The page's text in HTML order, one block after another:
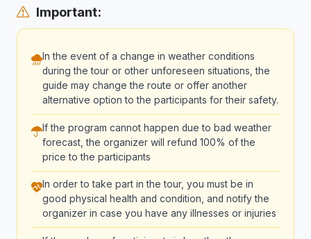
Important:
In the event of a change in weather conditions
during the tour or other unforeseen situations, the
guide may change the route or offer another
alternative option to the participants for their safety.
If the program cannot happen due to bad weather
forecast, the organizer will refund 100% of the
price to the participants
In order to take part in the tour, you must be in
good physical health and condition, and notify the
organizer in case you have any illnesses or injuries